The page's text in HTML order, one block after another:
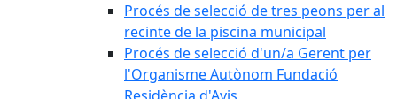
Procés de selecció de tres peons per al
recinte de la piscina municipal
Procés de selecció d'un/a Gerent per
l'Organisme Autònom Fundació